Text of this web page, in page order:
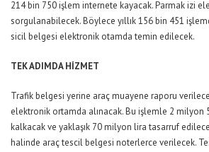
214 bin 750 işlem internete kayacak. Parmak izi
sorgulanabilecek. Böylece yıllık 156 bin 451
sicil belgesi elektronik otamda temin edilecek.
TEK ADIMDA HİZMET
Trafik belgesi yerine araç muayene raporu
elektronik ortamda alınacak. Bu işlemle 2 milyon
kalkacak ve yaklaşık 70 milyon lira tasarruf
halinde araç tescil belgesi noterlerce verilecek.